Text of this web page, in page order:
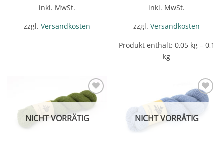
inkl. MwSt.
zzgl. Versandkosten
inkl. MwSt.
zzgl. Versandkosten
Produkt enthält: 0,05 kg– 0,1
kg
Add to
wishlist
NICHT VORRÄTIG
Add to
NICHT VORRÄTIG